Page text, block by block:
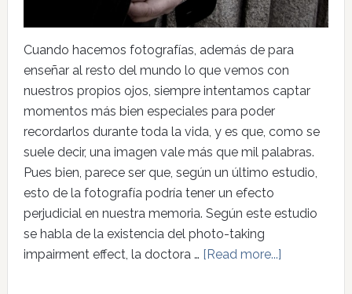
Cuando hacemos fotografías, además de para
enseñar al resto del mundo lo que vemos con
nuestros propios ojos, siempre intentamos captar
momentos más bien especiales para poder
recordarlos durante toda la vida, y es que, como se
suele decir, una imagen vale más que mil palabras.
Pues bien, parece ser que, según un último estudio,
esto de la fotografía podría tener un efecto
perjudicial en nuestra memoria. Según este estudio
se habla de la existencia del photo-taking
impairment effect, la doctora … [Read more...]